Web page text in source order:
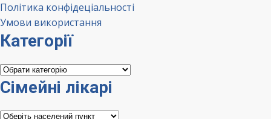
Політика конфідеціальності
Умови використання
Категорії
Категорії
Сімейні лікарі
Сімейні